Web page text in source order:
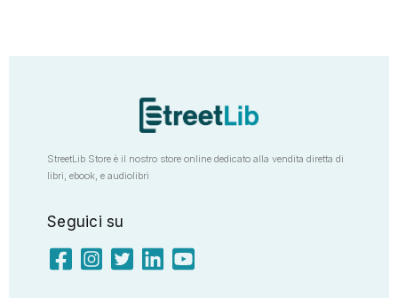
StreetLib Store è il nostro store online dedicato alla vendita diretta di
libri, ebook, e audiolibri
Seguici su